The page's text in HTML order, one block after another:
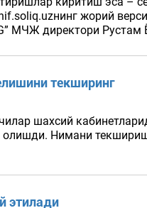
жорий
МЧЖ директори
текширинг
шахсий
Нимани
этилади